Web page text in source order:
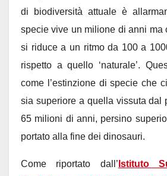
di biodiversità attuale è
specie vive un milione di anni ma
si riduce a un ritmo da 100 a
rispetto a quello ‘naturale’.
come l’estinzione di specie che
sia superiore a quella vissuta dal
65 milioni di anni, persino
portato alla fine dei dinosauri.
Come riportato dall’ Istituto